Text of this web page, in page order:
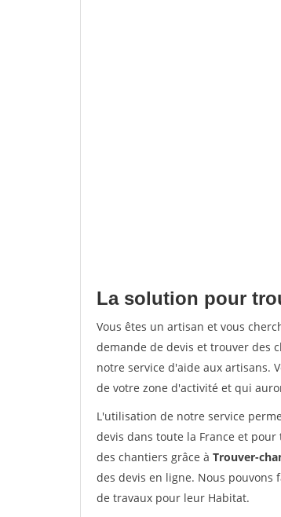
La solution pour
Vous êtes un artisan et vous
demande de devis et trouver des
notre service d'aide aux artisans.
de votre zone d'activité et qui
L'utilisation de notre service
devis dans toute la France et
des chantiers grâce à Trouver-
des devis en ligne. Nous
de travaux pour leur Habitat.